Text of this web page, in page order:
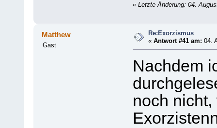
« Letzte Änderung: 04.
Matthew
Gast
Re:Exorzismus
«Antwort #41 am: 04.
Nachdem
noch